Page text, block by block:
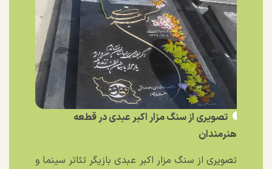
تصویری از سنگ مزار اکبر عبدی در قطعه
هنرمندان
تصویری از سنگ مزار اکبر عبدی بازیگر تئاتر سینما و